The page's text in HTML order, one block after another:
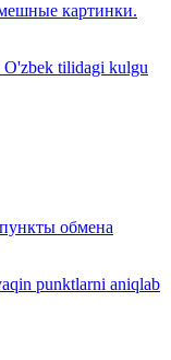
картинки.
O'zbek tilidagi kulgu
обмена
punktlarni aniqlab